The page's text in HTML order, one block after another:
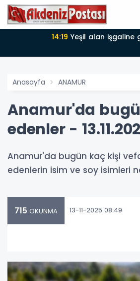
14:19 Yeşil alan işgaline
Anasayfa ANAMUR
Anamur'da
edenler -
Anamur'da bugün kaç kişi
edenlerin isim ve soy isimleri
715 OKUNMA 13-11-2025 08:49